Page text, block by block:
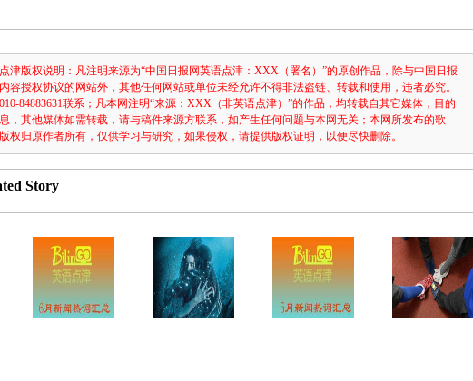
津版权说明：凡注明来源为“中国日报网英语点津：XXX（署名）”的原创作品，除与中国日报
容授权协议的网站外，其他任何网站或单位未经允许不得非法盗链、转载和使用，违者必究。
84883631联系；凡本网注明“来源：XXX（非英语点津）”的作品，均转载自其它媒体，目的
，其他媒体如需转载，请与稿件来源方联系，如产生任何问题与本网无关；本网所发布的歌
权归原作者所有，仅供学习与研究，如果侵权，请提供版权证明，以便尽快删除。
Story